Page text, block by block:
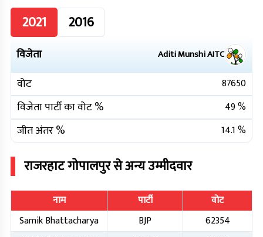
2021
2016
विजेता Aditi MunshiAITC
वोट 87650
विजेता पार्टी का वोट % 49%
जीत अंतर % 14.1%
राजरहाट गोपालपुरसे अन्य उम्मीदवार
नाम पार्टी
वोट
Samik Bhattacharya
BJP
62354